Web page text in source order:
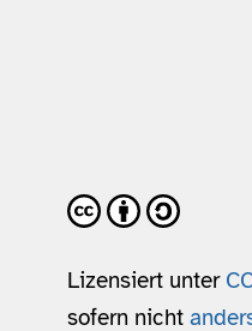
Lizensiert unter
sofern nicht